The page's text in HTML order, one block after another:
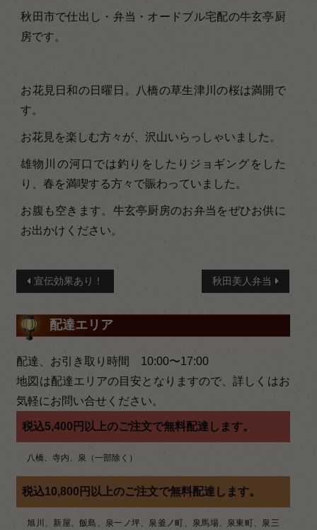
秋田市で仕出し・弁当・オードブル宅配の牛玄亭厨
房です。
お花見日和の日曜日。八橋の草生津川の桜は満開で
す。
お花見を楽しむ方々が、沢山いらっしゃいました。
雄物川の河口では釣りをしたりジョギングをした
り、春を満喫する方々で賑わっていました。
お腹も空きます。牛玄亭厨房のお弁当をぜひお供に
お出かけください。
投
稿
ナ
ビ
ゲ
ー
シ
ョ
ン
宣伝効果あり！ 秋田美人弁当
配達エリア
配達、お引き取り時間 10:00〜17:00
地図は配達エリアの目安となりますので、詳しくはお
気軽にお問い合せください。
税込5,400円以上のご注文で無料配達します。
八橋、寺内、泉（一部除く）
税込10,800円以上のご注文で無料配達します。
旭川、新屋、飯島、泉一ノ坪、泉釜ノ町、泉馬場、泉東町、泉三